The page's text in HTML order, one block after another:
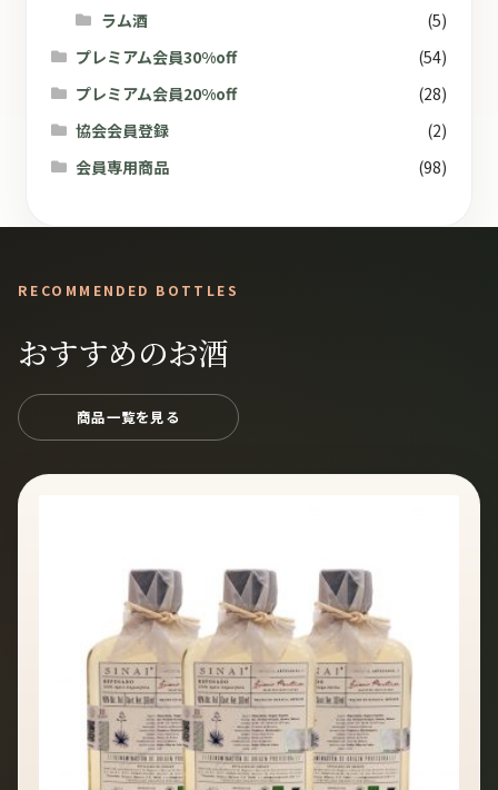
ラム酒
(5)
プレミアム会員30%off
(54)
プレミアム会員20%off
(28)
協会会員登録
(2)
会員専用商品
(98)
RECOMMENDED BOTTLES
おすすめのお酒
商品一覧を見る